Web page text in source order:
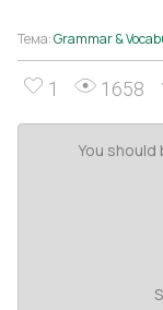
Тема:Grammar &
1 1658
You